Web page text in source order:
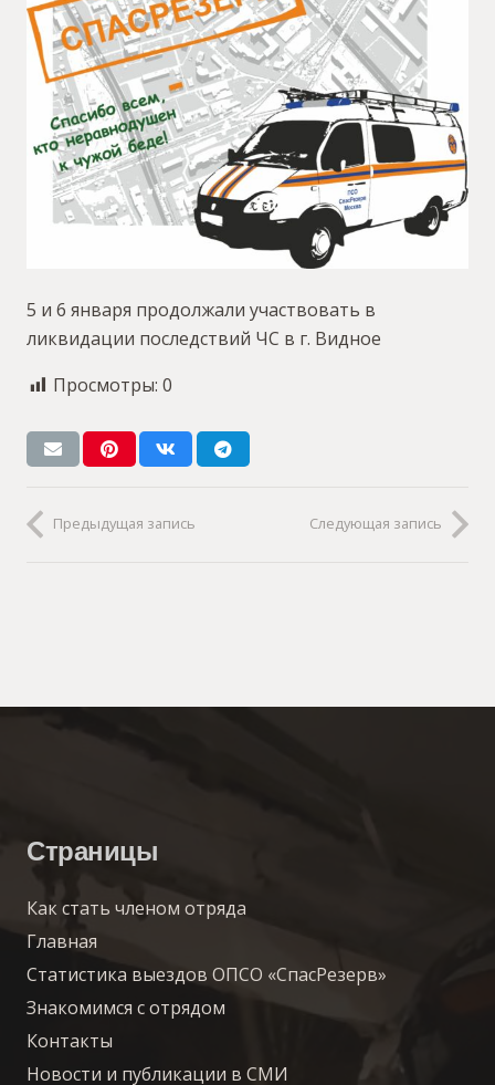
5 и 6 января продолжали участвовать в
ликвидации последствий ЧС в г. Видное
Просмотры: 0
Предыдущая запись Следующая запись
Страницы
Как стать членом отряда
Главная
Статистика выездов ОПСО «СпасРезерв»
Знакомимся с отрядом
Контакты
Новости и публикации в СМИ